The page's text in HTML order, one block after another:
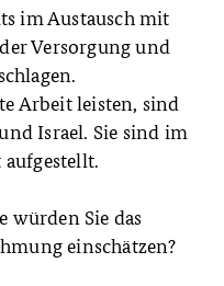
im Austausch mit
Versorgung und
Arbeit leisten, sind
Israel. Sie sind im
würden Sie das
einschätzen?